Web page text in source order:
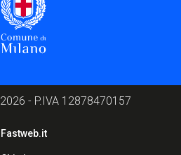
2026 - P.IVA 12878470157
Fastweb.it